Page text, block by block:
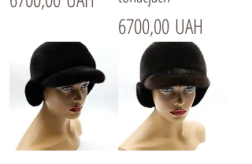
Cena
6700,00 UAH